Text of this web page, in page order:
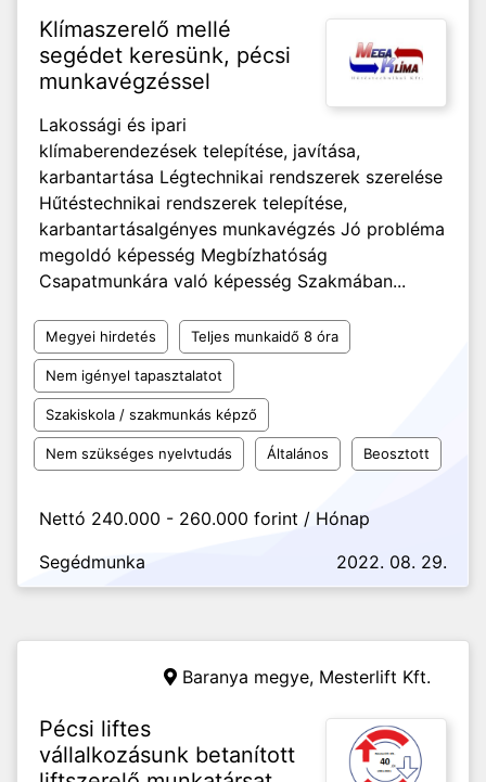
Klímaszerelő mellé
segédet keresünk, pécsi
munkavégzéssel
Lakossági és ipari
klímaberendezések telepítése, javítása,
karbantartása Légtechnikai rendszerek szerelése
Hűtéstechnikai rendszerek telepítése,
karbantartása ​​​​​​Igényes munkavégzés Jó probléma
megoldó képesség Megbízhatóság
Csapatmunkára való képesség Szakmában...
Megyei hirdetés Teljes munkaidő 8 óra
Nem igényel tapasztalatot
Szakiskola / szakmunkás képző
Nem szükséges nyelvtudás Általános Beosztott
Nettó 240.000 - 260.000 forint / Hónap
Segédmunka
2022. 08. 29.
Baranya megye, Mesterlift Kft.
Pécsi liftes
vállalkozásunk betanított